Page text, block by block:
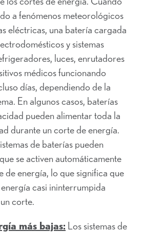
a fenómenos meteorológicos
eléctricas, una batería cargada
y sistemas
luces, enrutadores
médicos funcionando
días, dependiendo de la
En algunos casos, baterías
pueden alimentar toda la
durante un corte de energía.
de baterías pueden
se activen automáticamente
de energía, lo que significa que
casi ininterrumpida
corte.
más bajas: Los sistemas de